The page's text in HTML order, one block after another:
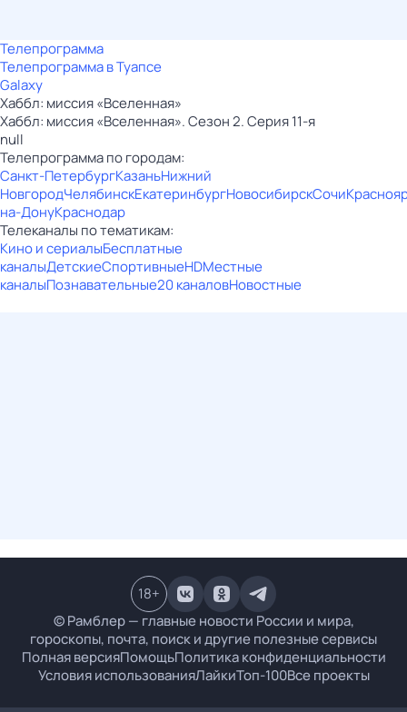
Телепрограмма
Телепрограмма в Туапсе
Galaxy
Хаббл: миссия «Вселенная»
Хаббл: миссия «Вселенная». Сезон 2. Серия 11-я
null
Телепрограмма по городам:
Санкт-ПетербургКазаньНижний
НовгородЧелябинскЕкатеринбургНовосибирскСочи
на-ДонуКраснодар
Телеканалы по тематикам:
Кино и сериалыБесплатные
каналыДетскиеСпортивныеHDМестные
каналыПознавательные20 каналовНовостные
© Рамблер — главные новости России и мира,
гороскопы, почта, поиск и другие полезные сервисы
Полная версияПомощьПолитика конфиденциальности
Условия использованияЛайкиТоп-100Все проекты
18+